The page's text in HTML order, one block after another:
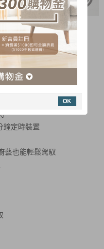
方便
鐘定時裝置
藝也能輕鬆駕馭
OK